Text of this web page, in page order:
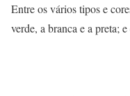
Entre os vários tipos e
verde, a branca e a preta;